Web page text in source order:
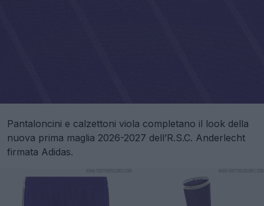
Pantaloncini e calzettoni viola completano il look della
nuova prima maglia 2026-2027 dell’R.S.C. Anderlecht
firmata Adidas.